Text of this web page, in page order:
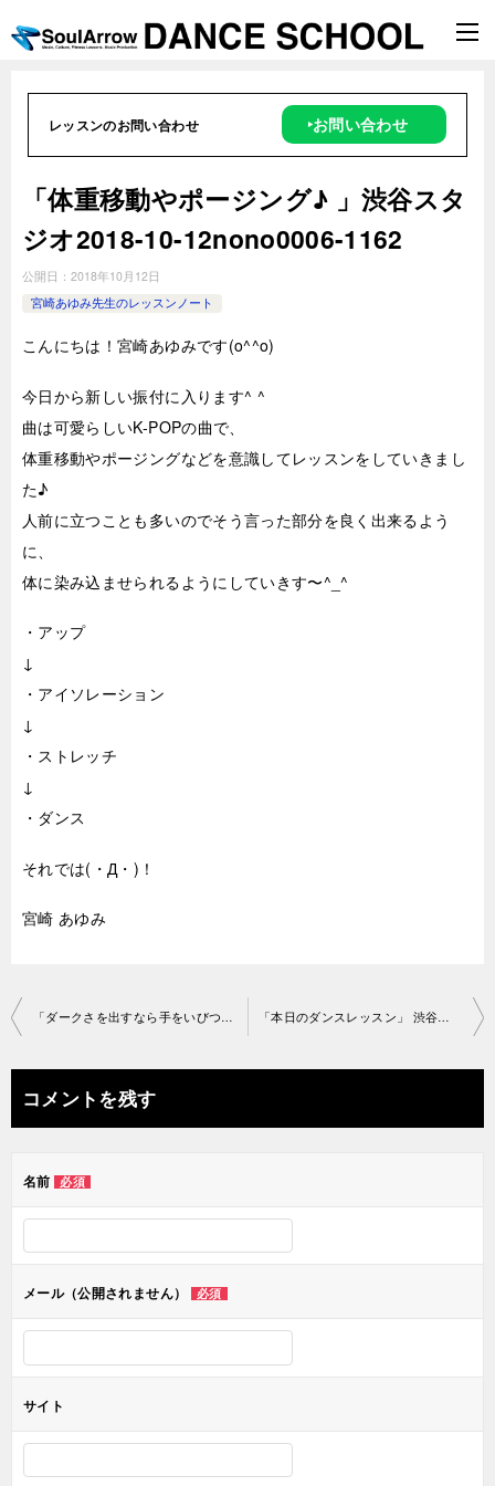
レッスンのお問い合わせ ‣お問い合わせ
「体重移動やポージング♪ 」渋谷スタ
ジオ2018-10-12nono0006-1162
公開日： 2018年10月12日
宮崎あゆみ先生のレッスンノート
こんにちは！宮崎あゆみです(o^^o)
今日から新しい振付に入ります^ ^
曲は可愛らしいK-POPの曲で、
体重移動やポージングなどを意識してレッスンをしていきまし
た♪
人前に立つことも多いのでそう言った部分を良く出来るよう
に、
体に染み込ませられるようにしていきす〜^_^
・アップ
↓
・アイソレーション
↓
・ストレッチ
↓
・ダンス
それでは(・Д・)！
宮崎 あゆみ
投
ナ
ビ
ー
ン
コメントを残す
名前 必須
メール（公開されません） 必須
サイト